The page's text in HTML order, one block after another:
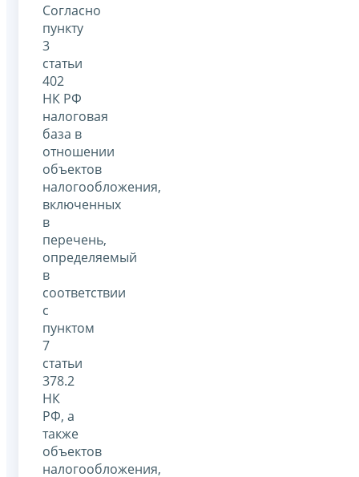
Согласно
пункту
3
статьи
402
НК РФ
налоговая
база в
отношении
объектов
налогообложения,
включенных
в
перечень,
определяемый
в
соответствии
с
пунктом
7
статьи
378.2
НК
РФ, а
также
объектов
налогообложения,